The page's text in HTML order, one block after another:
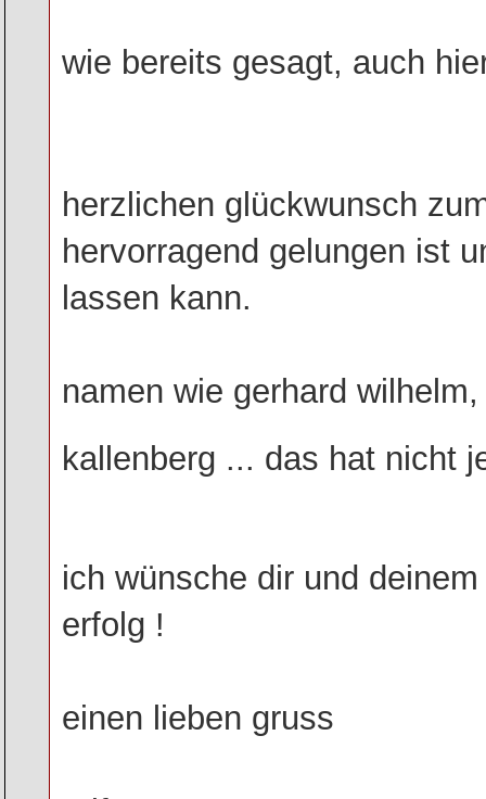
wie bereits gesagt, auch
herzlichen glückwunsch
hervorragend gelungen ist
lassen kann.
namen wie gerhard
kallenberg ... das hat nicht
ich wünsche dir und
erfolg !
einen lieben gruss